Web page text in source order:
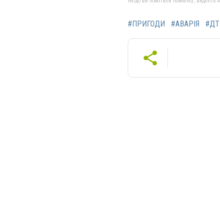
#ПРИГОДИ #АВАРІЯ